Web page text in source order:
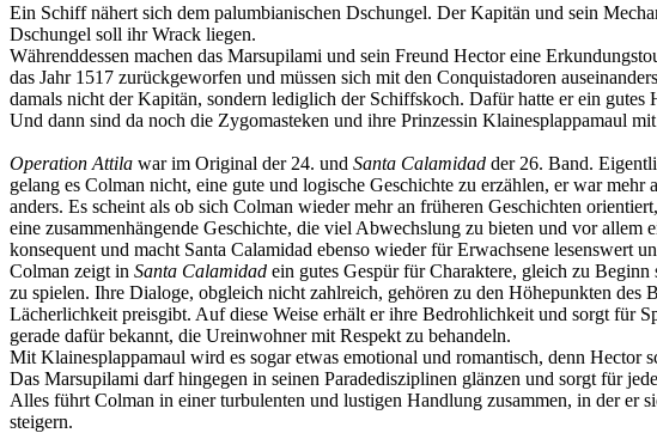
Ein Schiff nähert sich dem palumbianischen Dschungel. Der Kapitän und sein
Dschungel soll ihr Wrack liegen.
Währenddessen machen das Marsupilami und sein Freund Hector eine
das Jahr 1517 zurückgeworfen und müssen sich mit den Conquistadoren
damals nicht der Kapitän, sondern lediglich der Schiffskoch. Dafür hatte er ein
Und dann sind da noch die Zygomasteken und ihre Prinzessin Klainesplappamaul
Operation Attila war im Original der 24. und Santa Calamidad der 26. Band.
gelang es Colman nicht, eine gute und logische Geschichte zu erzählen, er war
anders. Es scheint als ob sich Colman wieder mehr an früheren Geschichten
eine zusammenhängende Geschichte, die viel Abwechslung zu bieten und vor
konsequent und macht Santa Calamidad ebenso wieder für Erwachsene lesenswert
Colman zeigt in Santa Calamidad ein gutes Gespür für Charaktere, gleich zu
zu spielen. Ihre Dialoge, obgleich nicht zahlreich, gehören zu den Höhepunkten des
Lächerlichkeit preisgibt. Auf diese Weise erhält er ihre Bedrohlichkeit und sorgt für
gerade dafür bekannt, die Ureinwohner mit Respekt zu behandeln.
Mit Klainesplappamaul wird es sogar etwas emotional und romantisch, denn Hector
Das Marsupilami darf hingegen in seinen Paradedisziplinen glänzen und sorgt für
Alles führt Colman in einer turbulenten und lustigen Handlung zusammen, in der er
steigern.